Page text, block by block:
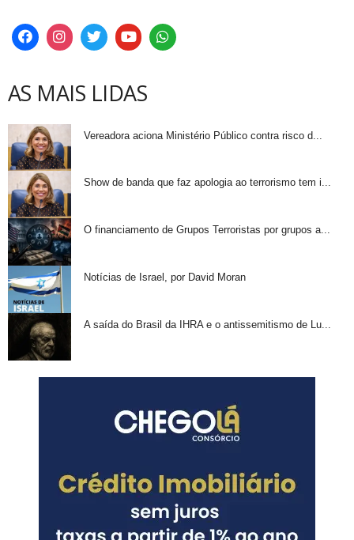
AS MAIS LIDAS
Vereadora aciona Ministério Público contra risco d...
Show de banda que faz apologia ao terrorismo tem i...
O financiamento de Grupos Terroristas por grupos a...
Notícias de Israel, por David Moran
A saída do Brasil da IHRA e o antissemitismo de Lu...